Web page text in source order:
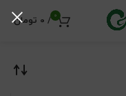
0
/
0 تومان